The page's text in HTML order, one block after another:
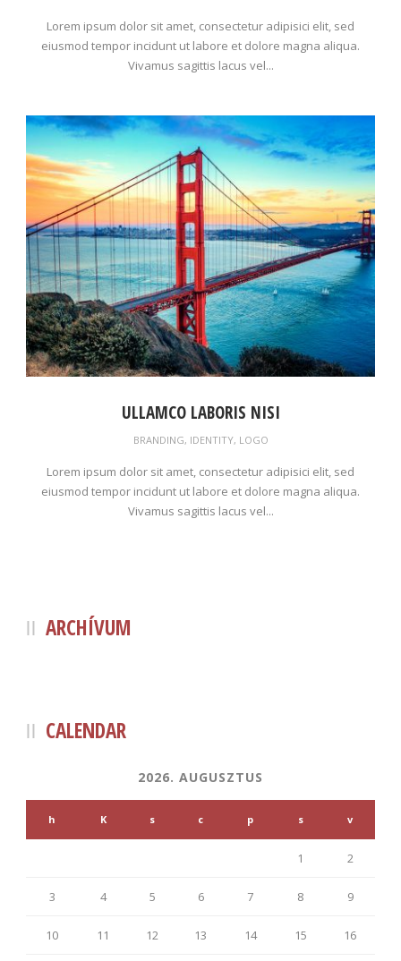
Lorem ipsum dolor sit amet, consectetur adipisici elit, sed
eiusmod tempor incidunt ut labore et dolore magna aliqua.
Vivamus sagittis lacus vel...
ULLAMCO LABORIS NISI
BRANDING, IDENTITY, LOGO
Lorem ipsum dolor sit amet, consectetur adipisici elit, sed
eiusmod tempor incidunt ut labore et dolore magna aliqua.
Vivamus sagittis lacus vel...
ARCHÍVUM
CALENDAR
2026. AUGUSZTUS
h K s c p s v
1 2
3 4 5 6 7 8 9
10 11 12 13 14 15 16